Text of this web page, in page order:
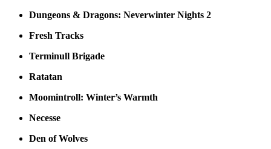
Dungeons & Dragons: Neverwinter Nights 2
Fresh Tracks
Terminull Brigade
Ratatan
Moomintroll: Winter’s Warmth
Necesse
Den of Wolves